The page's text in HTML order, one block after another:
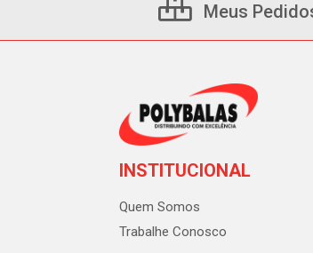
Meus
INSTITUCIONAL
Quem Somos
Trabalhe Conosco